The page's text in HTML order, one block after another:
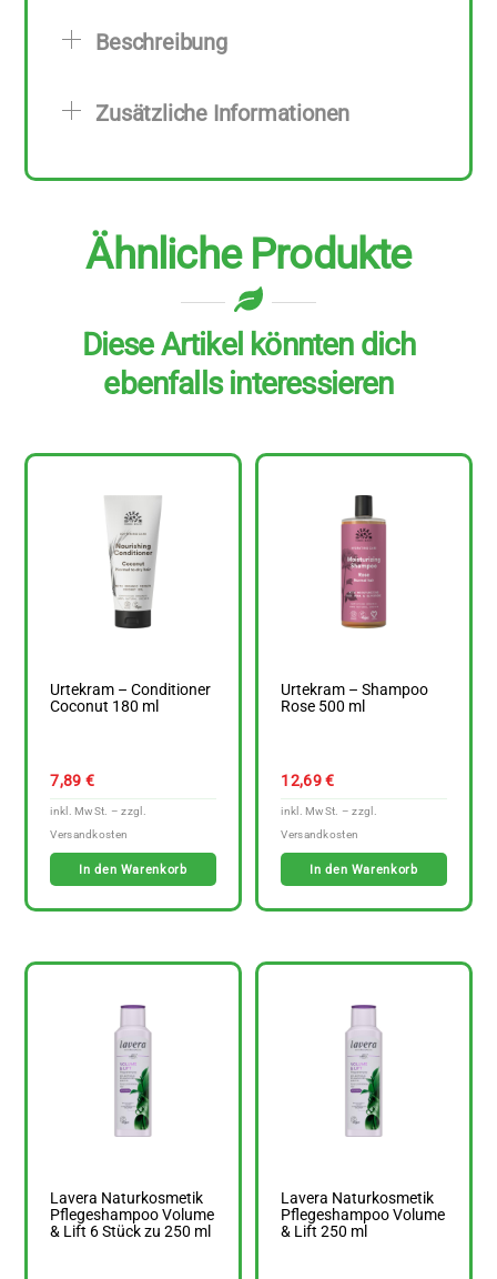
180
Beschreibung
Zusätzliche Informationen
Ähnliche Produkte
Diese Artikel könnten dich
ebenfalls interessieren
Urtekram – Conditioner
Coconut 180 ml
7,89 €
In den Warenkorb
Urtekram – Shampoo
Rose 500 ml
12,69€
In den Warenkorb
Lavera Naturkosmetik
Pflegeshampoo Volume
& Lift 6 Stück zu 250 ml
Lavera Naturkosmetik
Pflegeshampoo Volume
& Lift 250 ml